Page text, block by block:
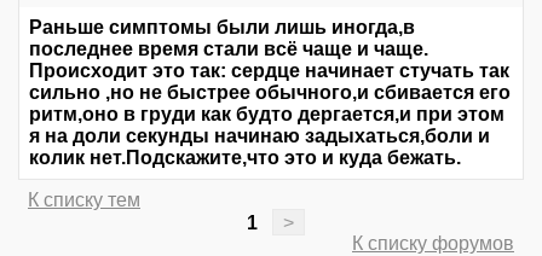
Раньше симптомы были лишь иногда,в
последнее время стали всё чаще и чаще.
Происходит это так: сердце начинает стучать так
сильно ,но не быстрее обычного,и сбивается его
ритм,оно в груди как будто дергается,и при этом
я на доли секунды начинаю задыхаться,боли и
колик нет.Подскажите,что это и куда бежать.
К списку тем
1
>
К списку форумов